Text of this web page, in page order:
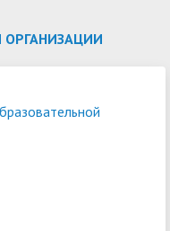
ОРГАНИЗАЦИИ